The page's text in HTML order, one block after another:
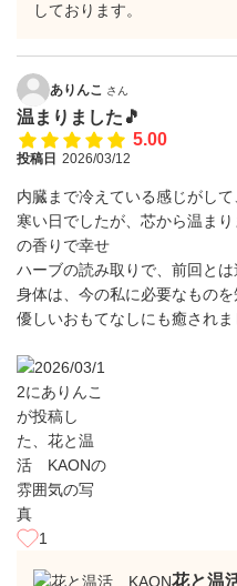
しております。
ありんこ さん
温まりました🎵
5.00
投稿日 2026/03/12
内臓まで冷えている感じがし
寒い日でしたが、芯から温ま
の香りで幸せ
ハーブの読み取りで、前回と
身体は、今の私に必要なものを
優しいおもてなしにも癒されま
1
花と温